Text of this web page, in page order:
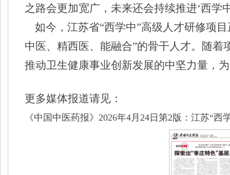
之路会更加宽广，未来还会持续推进‘西学
如今，江苏省“西学中”高级人才研修项
中医、精西医、能融合”的骨干人才。随
推动卫生健康事业创新发展的中坚力量，
更多媒体报道请见：
《中国中医药报》 2026年4月 24日第2版：江苏“西